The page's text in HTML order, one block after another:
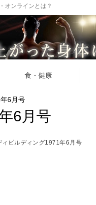
オンラインとは？
食・健康
6月号
6月号
ィビルディング1971年6月号